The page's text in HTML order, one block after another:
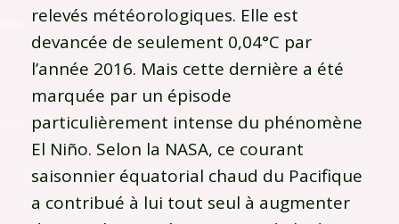
relevés météorologiques. Elle est
devancée de seulement 0,04°C par
l’année 2016. Mais cette dernière a été
marquée par un épisode
particulièrement intense du phénomène
El Niño. Selon la NASA, ce courant
saisonnier équatorial chaud du Pacifique
a contribué à lui tout seul à augmenter